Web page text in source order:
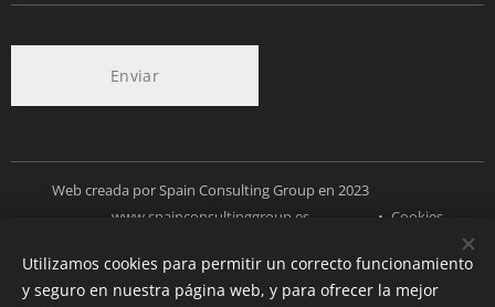
Enviar
Web creada por Spain Consulting Group en 2023
www.spainconsultinggroup.es
Cookies
Idiomas
Español
Deutsch English
Utilizamos cookies para permitir un correcto funcionamiento
y seguro en nuestra página web, y para ofrecer la mejor